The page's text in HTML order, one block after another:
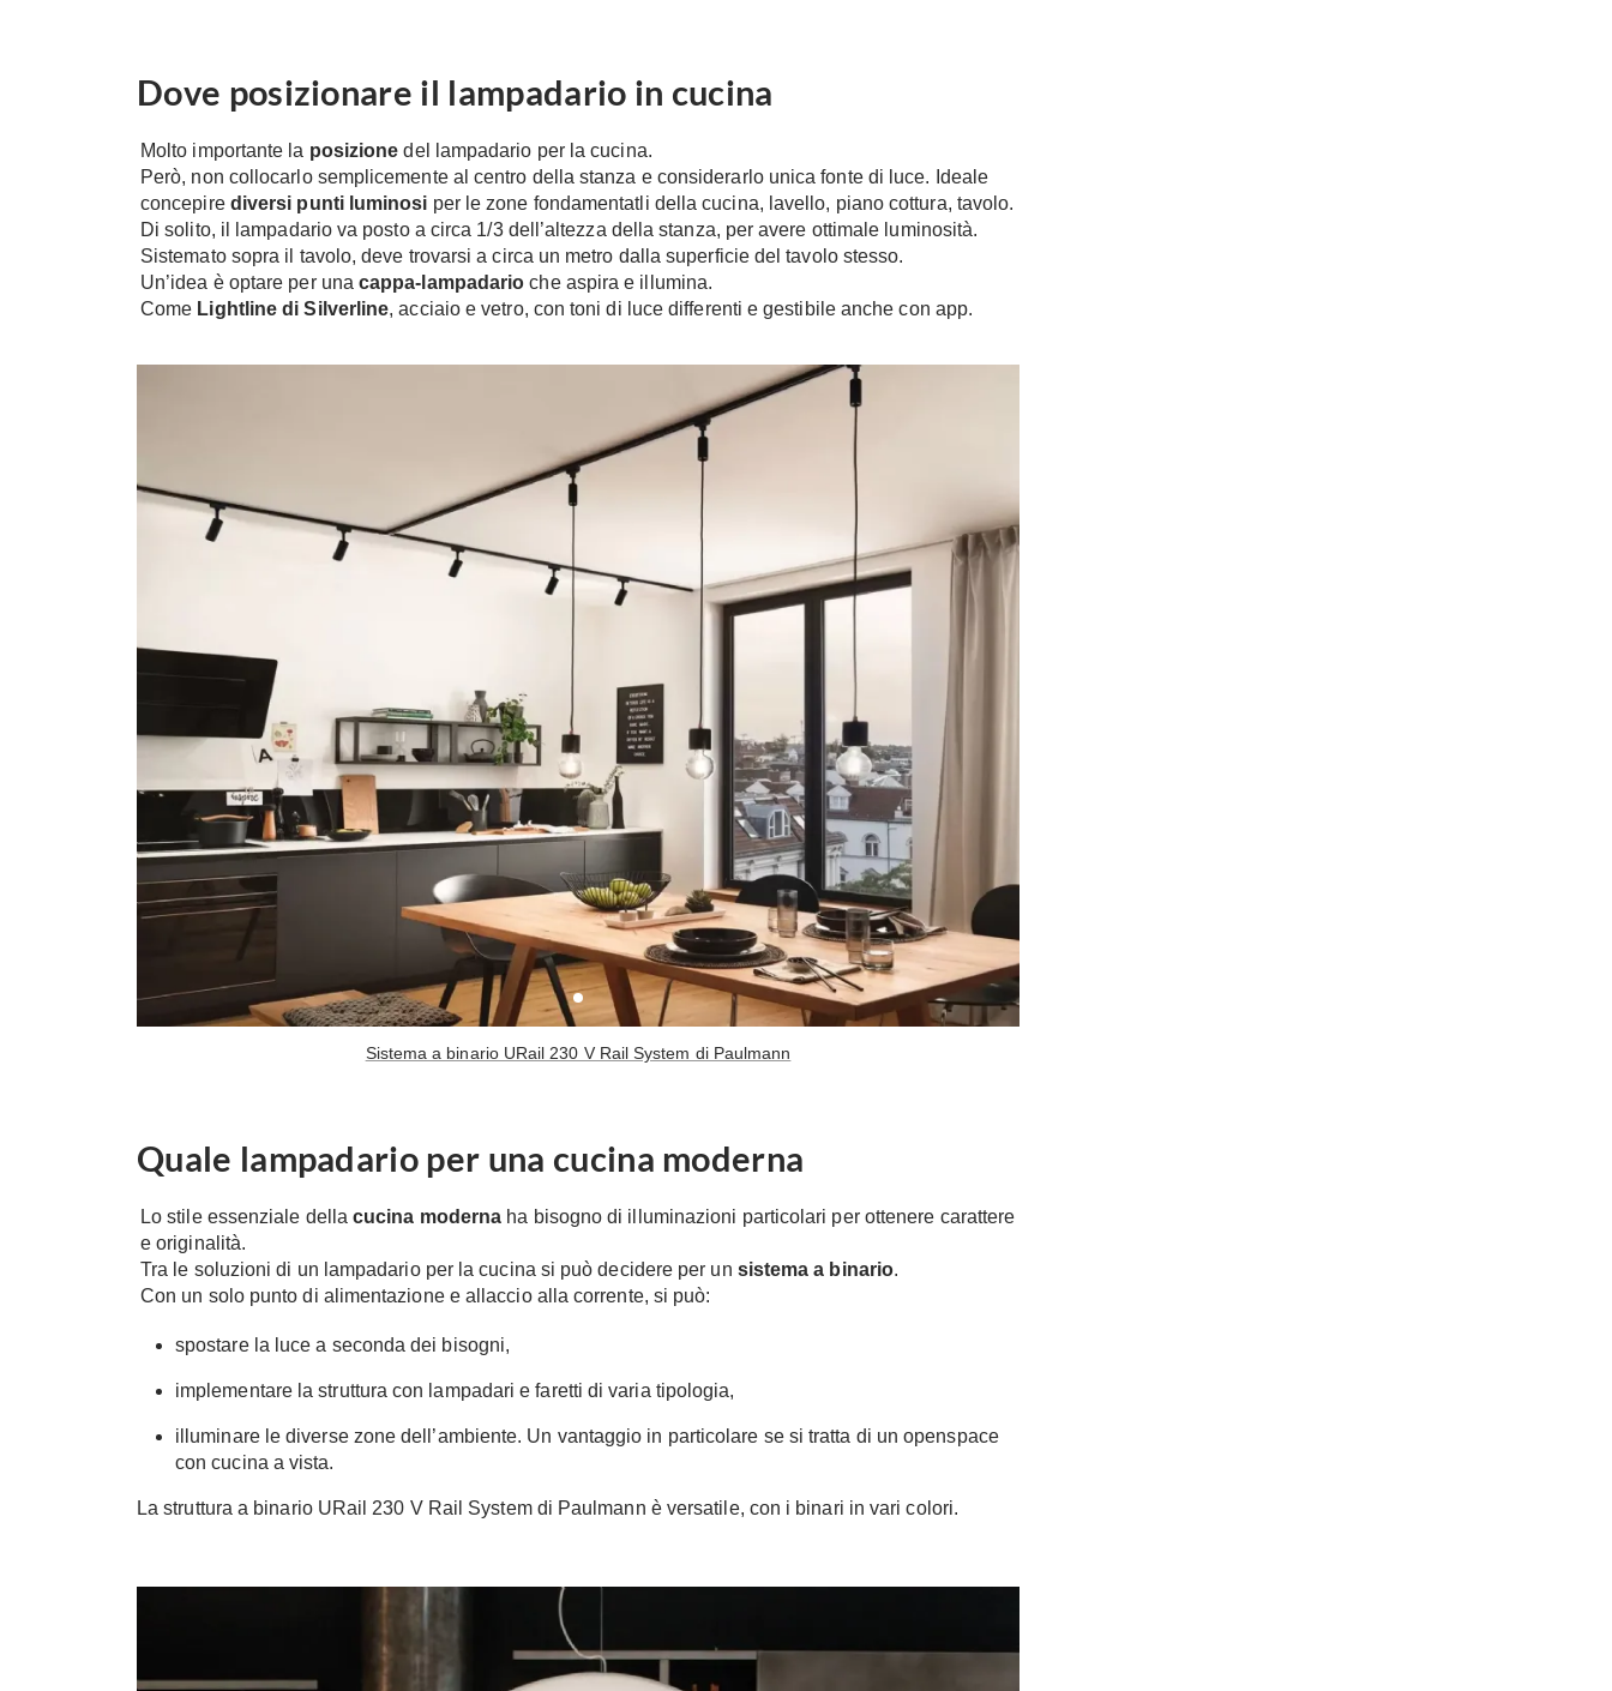
Dove posizionare il lampadario in cucina
Molto importante la posizione del lampadario per la cucina.
Però, non collocarlo semplicemente al centro della stanza e considerarlo unica fonte di luce. Ideale
concepire diversi punti luminosi per le zone fondamentatli della cucina, lavello, piano cottura, tavolo.
Di solito, il lampadario va posto a circa 1/3 dell’altezza della stanza, per avere ottimale luminosità.
Sistemato sopra il tavolo, deve trovarsi a circa un metro dalla superficie del tavolo stesso.
Un’idea è optare per una cappa-lampadario che aspira e illumina.
Come Lightline di Silverline, acciaio e vetro, con toni di luce differenti e gestibile anche con app.
Sistema a binario URail 230 V Rail System di Paulmann
Quale lampadario per una cucina moderna
Lo stile essenziale dellacucina moderna ha bisogno di illuminazioni particolari per ottenere carattere
e originalità.
Tra le soluzioni di un lampadario per la cucina si può decidere per un sistema a binario.
Con un solo punto di alimentazione e allaccio alla corrente, si può:
spostare la luce a seconda dei bisogni,
implementare la struttura con lampadari e faretti di varia tipologia,
illuminare le diverse zone dell’ambiente. Un vantaggio in particolare se si tratta di un openspace
con cucina a vista.
La struttura a binario URail 230 V Rail System di Paulmann è versatile, con i binari in vari colori.